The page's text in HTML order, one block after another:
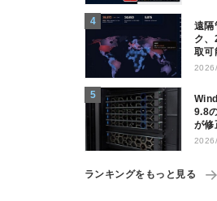
遠隔
ク
取可
9.8
が修
ランキングをもっと見る